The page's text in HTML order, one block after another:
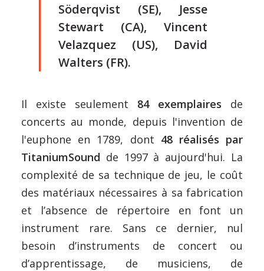
Söderqvist (SE), Jesse
Stewart (CA), Vincent
Velazquez (US), David
Walters (FR).
Il existe seulement 84 exemplaires de
concerts au monde, depuis l'invention de
l'euphone en 1789, dont 48 réalisés par
TitaniumSound de 1997 à aujourd'hui. La
complexité de sa technique de jeu, le coût
des matériaux nécessaires à sa fabrication
et l’absence de répertoire en font un
instrument rare. Sans ce dernier, nul
besoin d’instruments de concert ou
d’apprentissage, de musiciens, de